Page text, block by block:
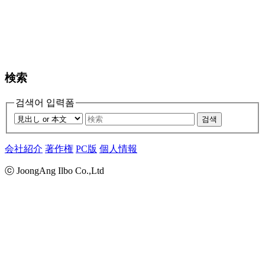
検索
검색어 입력폼
검색
会社紹介 著作権 PC版 個人情報
ⓒ JoongAng Ilbo Co.,Ltd